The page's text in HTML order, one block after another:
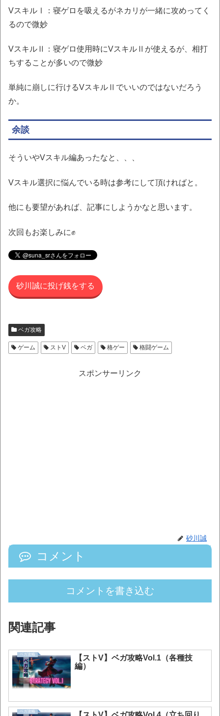
VスキルⅠ：寝ゲロを吸えるがネカリが一緒に攻めってく
るので微妙
VスキルⅡ：寝ゲロ使用時にVスキルⅡが使えるが、相打
ちすることが多いので微妙
単純に崩しに行けるVスキルⅡでいいのではないだろう
か。
余談
そういやVスキル編あったなと、、、
Vスキル選択に悩んでいる時は参考にして頂ければと。
他にも要望があれば、記事にしようかなと思います。
次回もお楽しみに✊
砂川誠に投げ銭をする
ベガ攻略
ゲーム ストV ベガ 格ゲー 格闘ゲーム
スポンサーリンク
砂川誠
コメント
コメントを書き込む
関連記事
ベガ攻略
【ストV】ベガ攻略Vol.1（各種技
編）
ベガ攻略